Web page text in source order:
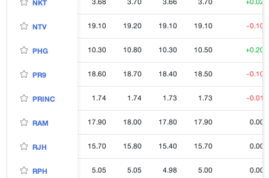
NTV 19.10 19.20 19.10 19.10 -0.10
PHG 10.30 10.80 10.30 10.50 +0.20
PR9 18.60 18.70 18.40 18.50 -0.10
PRINC 1.74 1.74 1.73 1.73 -0.01
RAM 17.90 18.00 17.80 17.90 0.00
RJH 15.70 15.80 15.40 15.70 0.00
RPH 5.05 5.05 4.98 5.00 0.00